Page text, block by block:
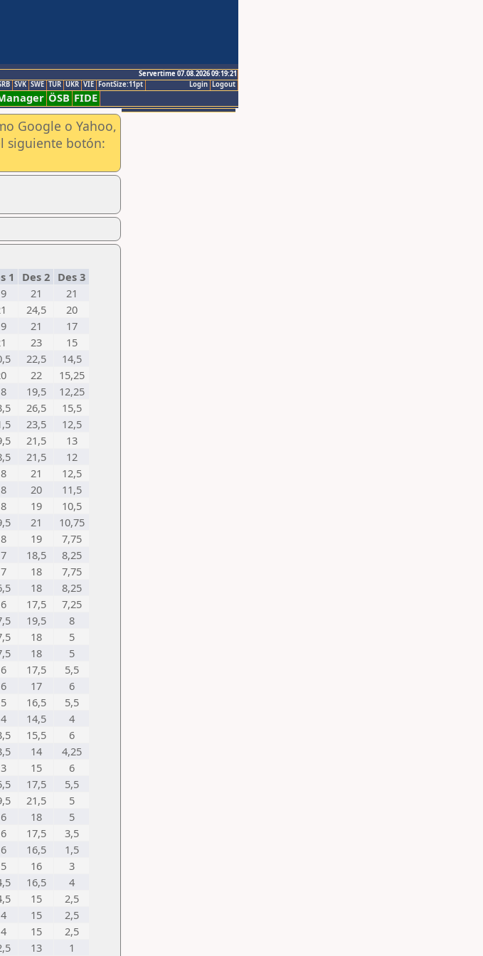
Servertime 07.08.2026 09:19:21
Logout
Login
SVK SWE TUR UKR VIE FontSize:11pt
ÖSB FIDE
Google o Yahoo,
siguiente botón:
1 Des 2 Des 3
21
21
24,5
20
21
17
23
15
22,5
14,5
22
15,25
19,5
12,25
26,5
15,5
23,5
12,5
21,5
13
21,5
12
21
12,5
20
11,5
19
10,5
21
10,75
19
7,75
18,5
8,25
18
7,75
18
8,25
17,5
7,25
19,5
8
18
5
18
5
17,5
5,5
17
6
16,5
5,5
14,5
4
15,5
6
14
4,25
15
6
17,5
5,5
21,5
5
18
5
17,5
3,5
16,5
1,5
16
3
16,5
4
15
2,5
15
2,5
15
2,5
13 1